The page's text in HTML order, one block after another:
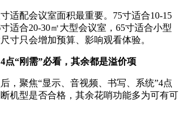
适配会议室面积最重要。75寸适合10-15
适合20-30㎡大型会议室，65寸适合小型
寸只会增加预算、影响观看体验。
点“刚需”必看，其余都是溢价项
，聚焦“显示、音视频、书写、系统”4点
机型是否合格，其余花哨功能多为可有可